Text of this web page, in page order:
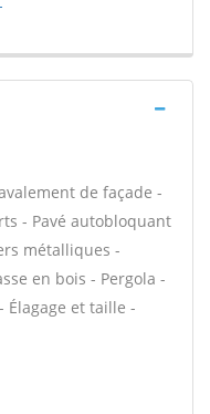
de façade -
- Pavé autobloquant
métalliques -
en bois - Pergola -
et taille -